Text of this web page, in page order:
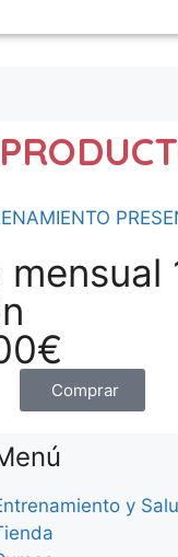
mensual
€
Comprar
y